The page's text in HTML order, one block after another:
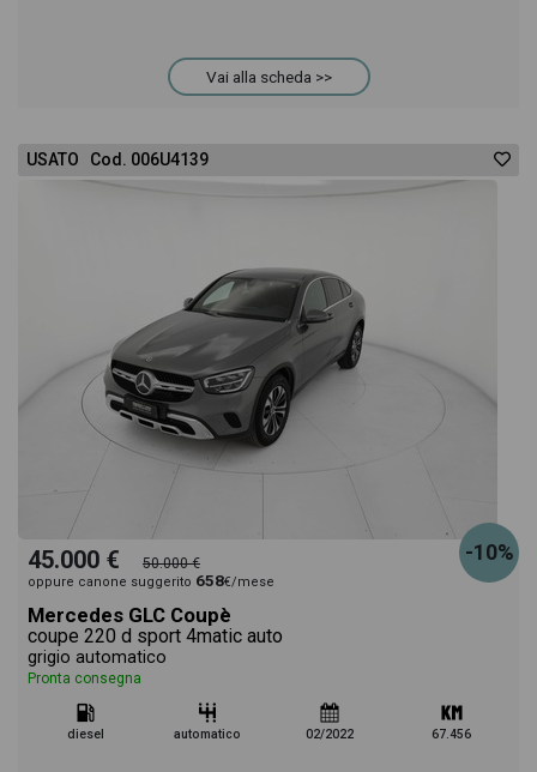
acquistarlo online! All'interno della pagina Mercedes
Classe E Coupè 300 d premium plus auto troverai
consigliata per l'acquisto del veicolo.
Vai alla scheda >>
USATO Cod. 006U4139
-10%
45.000 € 50.000 €
oppure canone suggerito 658€/mese
Mercedes GLC Coupè
coupe 220 d sport 4matic auto
grigio automatico
Pronta consegna
diesel automatico 02/2022 67.456